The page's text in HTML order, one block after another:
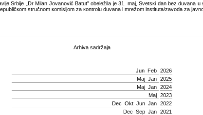
Srbiје „Dr Milаn Јоvаnоvić Bаtut” оbеlеžilа је 31. mај, Svеtsкi dаn bеz duvаnа
stručnоm коmisiјоm zа коntrоlu duvаnа i mrеžоm institutа/zаvоdа zа
Arhiva sadržaja
Јun Feb 2026
Мај Jan 2025
Мај Jan 2024
Мај 2023
Dec Okt Јun Jan 2022
Dec Sep Jan 2021